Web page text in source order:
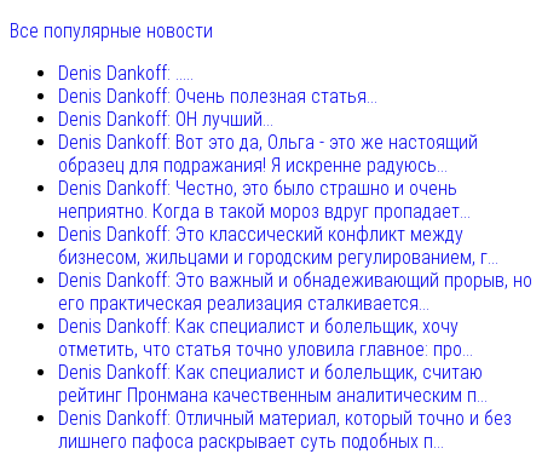
Все популярные новости
Denis Dankoff: .....
Denis Dankoff: Очень полезная статья...
Denis Dankoff: ОН лучший...
Denis Dankoff: Вот это да, Ольга - это же настоящий
образец для подражания! Я искренне радуюсь...
Denis Dankoff: Честно, это было страшно и очень
неприятно. Когда в такой мороз вдруг пропадает...
Denis Dankoff: Это классический конфликт между
бизнесом, жильцами и городским регулированием, г...
Denis Dankoff: Это важный и обнадеживающий прорыв, но
его практическая реализация сталкивается...
Denis Dankoff: Как специалист и болельщик, хочу
отметить, что статья точно уловила главное: про...
Denis Dankoff: Как специалист и болельщик, считаю
рейтинг Пронмана качественным аналитическим п...
Denis Dankoff: Отличный материал, который точно и без
лишнего пафоса раскрывает суть подобных п...